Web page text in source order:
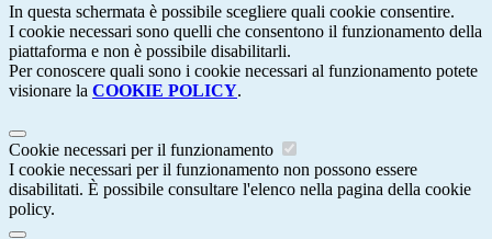
In questa schermata è possibile scegliere quali cookie consentire.
I cookie necessari sono quelli che consentono il funzionamento della
piattaforma e non è possibile disabilitarli.
Per conoscere quali sono i cookie necessari al funzionamento potete
visionare la COOKIE POLICY.
Cookie necessari per il funzionamento
I cookie necessari per il funzionamento non possono essere
disabilitati. È possibile consultare l'elenco nella pagina della cookie
policy.